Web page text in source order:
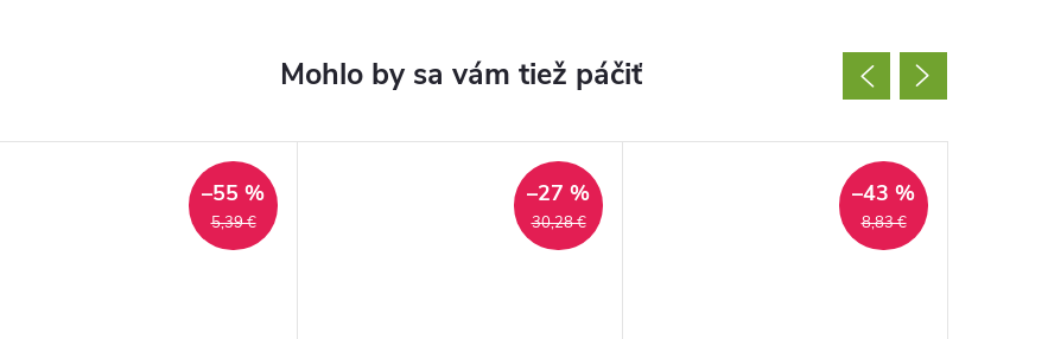
5,39 €
–55 %
30,28 €
–27 %
8,83 €
–43 %